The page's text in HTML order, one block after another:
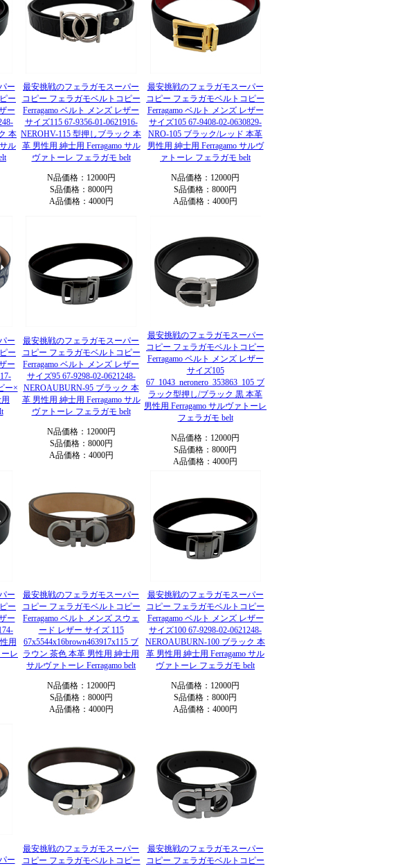
ー
ー
ー
本
ル
最安挑戦のフェラガモスーパー
コピー フェラガモベルトコピー
Ferragamo ベルト メンズ レザー
サイズ115 67-9356-01-0621916-
NEROHV-115 型押しブラック 本
革 男性用 紳士用 Ferragamo サル
ヴァトーレ フェラガモ belt
N品価格：12000円
S品価格：8000円
A品価格：4000円
最安挑戦のフェラガモスーパー
コピー フェラガモベルトコピー
Ferragamo ベルト メンズ レザー
サイズ105 67-9408-02-0630829-
NRO-105 ブラック/レッド 本革
男性用 紳士用 Ferragamo サルヴ
ァトーレ フェラガモ belt
N品価格：12000円
S品価格：8000円
A品価格：4000円
ー
ー
ー
ー×
最安挑戦のフェラガモスーパー
コピー フェラガモベルトコピー
Ferragamo ベルト メンズ レザー
サイズ95 67-9298-02-0621248-
NEROAUBURN-95 ブラック 本
革 男性用 紳士用 Ferragamo サル
ヴァトーレ フェラガモ belt
N品価格：12000円
S品価格：8000円
A品価格：4000円
最安挑戦のフェラガモスーパー
コピー フェラガモベルトコピー
Ferragamo ベルト メンズ レザー
サイズ105
67_1043_neronero_353863_105 ブ
ラック型押し/ブラック 黒 本革
男性用 Ferragamo サルヴァトーレ
フェラガモ belt
N品価格：12000円
S品価格：8000円
A品価格：4000円
ー
ー
ー
用
レ
最安挑戦のフェラガモスーパー
コピー フェラガモベルトコピー
Ferragamo ベルト メンズ スウェ
ード レザー サイズ 115
67x5544x16brown463917x115 ブ
ラウン 茶色 本革 男性用 紳士用
サルヴァトーレ Ferragamo belt
N品価格：12000円
S品価格：8000円
A品価格：4000円
最安挑戦のフェラガモスーパー
コピー フェラガモベルトコピー
Ferragamo ベルト メンズ レザー
サイズ100 67-9298-02-0621248-
NEROAUBURN-100 ブラック 本
革 男性用 紳士用 Ferragamo サル
ヴァトーレ フェラガモ belt
N品価格：12000円
S品価格：8000円
A品価格：4000円
ー
最安挑戦のフェラガモスーパー
コピー フェラガモベルトコピー
最安挑戦のフェラガモスーパー
コピー フェラガモベルトコピー